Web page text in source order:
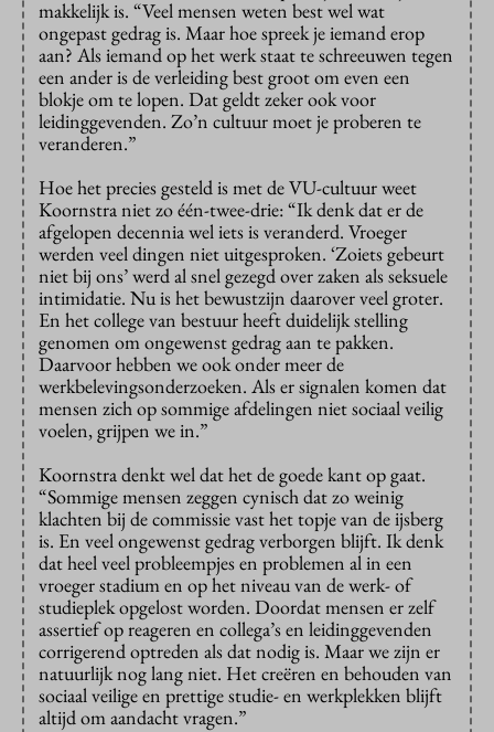
makkelijk is. “Veel mensen weten best wel wat
ongepast gedrag is. Maar hoe spreek je iemand erop
aan? Als iemand op het werk staat te schreeuwen tegen
een ander is de verleiding best groot om even een
blokje om te lopen. Dat geldt zeker ook voor
leidinggevenden. Zo’n cultuur moet je proberen te
veranderen.”
Hoe het precies gesteld is met de VU-cultuur weet
Koornstra niet zo één-twee-drie: “Ik denk dat er de
afgelopen decennia wel iets is veranderd. Vroeger
werden veel dingen niet uitgesproken. ‘Zoiets gebeurt
niet bij ons’ werd al snel gezegd over zaken als seksuele
intimidatie. Nu is het bewustzijn daarover veel groter.
En het college van bestuur heeft duidelijk stelling
genomen om ongewenst gedrag aan te pakken.
Daarvoor hebben we ook onder meer de
werkbelevingsonderzoeken. Als er signalen komen dat
mensen zich op sommige afdelingen niet sociaal veilig
voelen, grijpen we in.”
Koornstra denkt wel dat het de goede kant op gaat.
“Sommige mensen zeggen cynisch dat zo weinig
klachten bij de commissie vast het topje van de ijsberg
is. En veel ongewenst gedrag verborgen blijft. Ik denk
dat heel veel probleempjes en problemen al in een
vroeger stadium en op het niveau van de werk- of
studieplek opgelost worden. Doordat mensen er zelf
assertief op reageren en collega’s en leidinggevenden
corrigerend optreden als dat nodig is. Maar we zijn er
natuurlijk nog lang niet. Het creëren en behouden van
sociaal veilige en prettige studie- en werkplekken blijft
altijd om aandacht vragen.”